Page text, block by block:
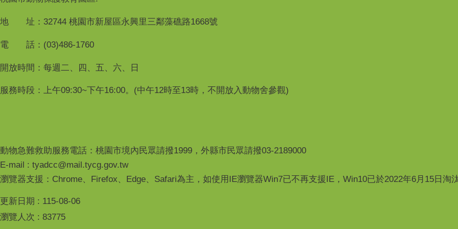
地 址：32744 桃園市新屋區永興里三鄰藻礁路1668號
電 話：(03)486-1760
開放時間：每週二、四、五、六、日
服務時段：上午09:30~下午16:00。(中午12時至13時，不開放入動物舍參觀)
動物急難救助服務電話：桃園市境內民眾請撥1999，外縣市民眾請撥03-2189000
E-mail : tyadcc@mail.tycg.gov.tw
瀏覽器支援：Chrome、Firefox、Edge、Safari為主，如使用IE瀏覽器Win7已不再支援IE，Win10已於2022年6月15日淘
更新日期
115-08-06
瀏覽人次
83775